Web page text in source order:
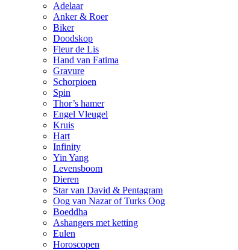
Adelaar
Anker & Roer
Biker
Doodskop
Fleur de Lis
Hand van Fatima
Gravure
Schorpioen
Spin
Thor’s hamer
Engel Vleugel
Kruis
Hart
Infinity
Yin Yang
Levensboom
Dieren
Star van David & Pentagram
Oog van Nazar of Turks Oog
Boeddha
Ashangers met ketting
Eulen
Horoscopen